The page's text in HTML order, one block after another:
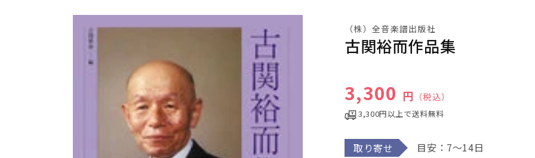
商品情
報にス
キップ
（株）全音楽譜出版社
古関裕而作品集
通常価格
3,300 円 （税込）
3,300円以上で送料無料
取り寄せ 目安：7～14日